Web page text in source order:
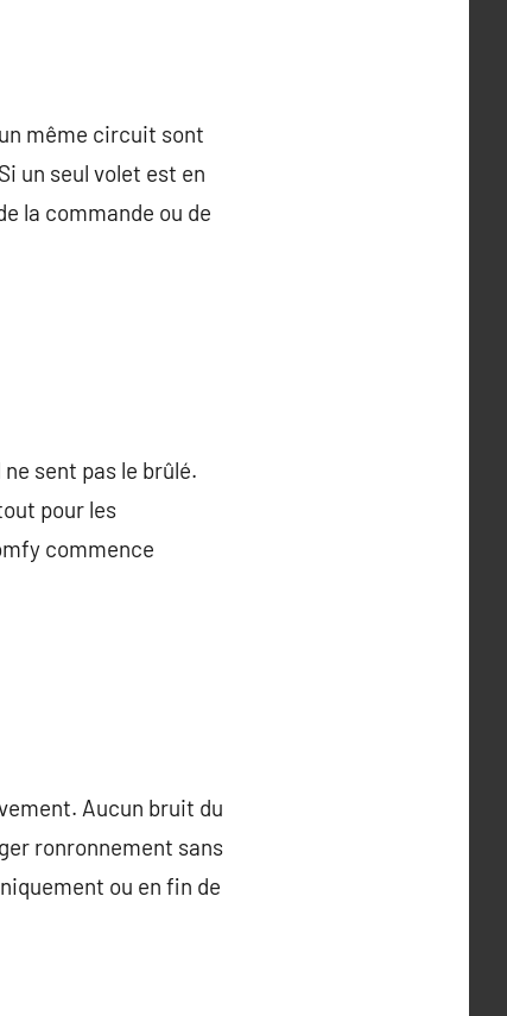
même circuit sont
un seul volet est en
la commande ou de
sent pas le brûlé.
pour les
commence
Aucun bruit du
ronronnement sans
ou en fin de